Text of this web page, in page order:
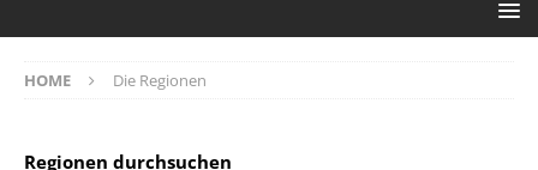
HOME Die Regionen
Regionen durchsuchen